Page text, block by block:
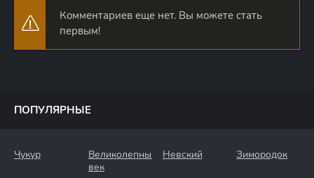
Комментариев еще нет. Вы можете стать
первым!
ПОПУЛЯРНЫЕ
Чукур
Великолепный
век
Невский Зимородок